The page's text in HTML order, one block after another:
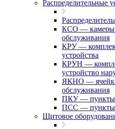
Распределительные
КСО — камеры
обслуживания
КРУ —
устройства
КРУН —
устройство
ЯКНО —
обслуживания
ПКУ — пункты
ПСС — пункты
Щитовое